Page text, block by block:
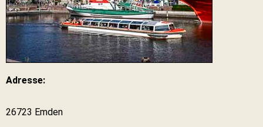
Adresse:
26723 Emden